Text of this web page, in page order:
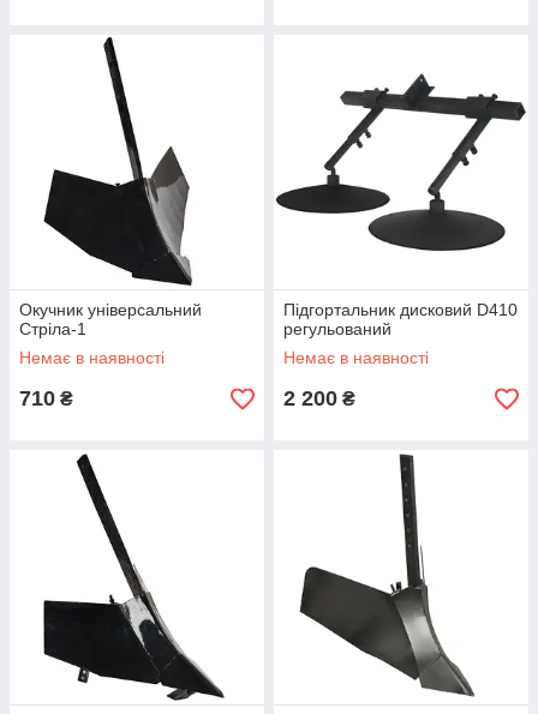
Окучник універсальний
Стріла-1
Немає в наявності
710 ₴
Підгортальник дисковий D410
регульований
Немає в наявності
2 200 ₴